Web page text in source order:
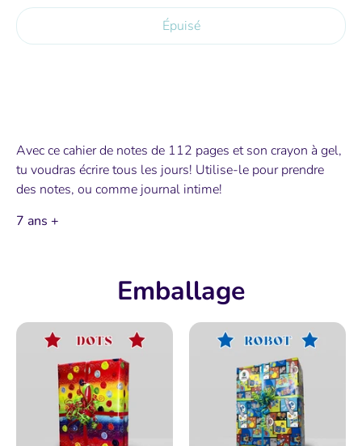
Épuisé
Avec ce cahier de notes de 112 pages et son crayon à gel,
tu voudras écrire tous les jours! Utilise-le pour prendre
des notes, ou comme journal intime!
7 ans +
Emballage